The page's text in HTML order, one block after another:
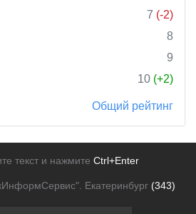
7 (-2)
8
9
10 (+2)
Общий рейтинг
текст и нажмите Ctrl+Enter
Екатеринбург (343)